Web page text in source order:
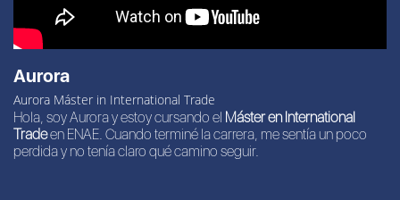
Aurora
Aurora Máster in International Trade
Hola, soy Aurora y estoy cursando el Máster en International
Tradeen ENAE. Cuando terminé la carrera, me sentía un poco
perdida y no tenía claro qué camino seguir.